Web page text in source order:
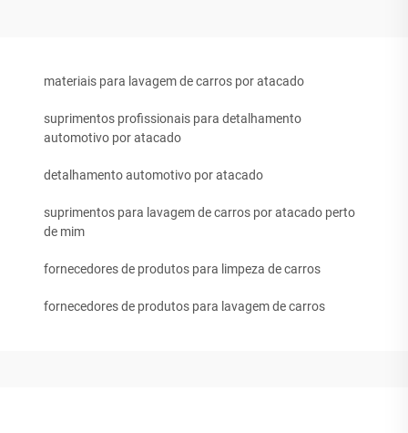
materiais para lavagem de carros por atacado
suprimentos profissionais para detalhamento
automotivo por atacado
detalhamento automotivo por atacado
suprimentos para lavagem de carros por atacado perto
de mim
fornecedores de produtos para limpeza de carros
fornecedores de produtos para lavagem de carros